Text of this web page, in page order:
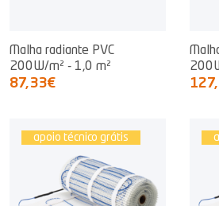
Malha radiante PVC
200W/m² - 1,0 m²
87,33€
apoio técnico grátis